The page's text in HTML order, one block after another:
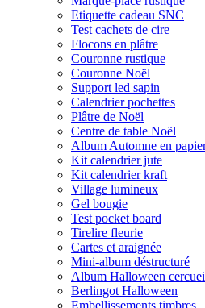
Etiquette cadeau SNC
Test cachets de cire
Flocons en plâtre
Couronne rustique
Couronne Noël
Support led sapin
Calendrier pochettes
Plâtre de Noël
Centre de table Noël
Album Automne en
Kit calendrier jute
Kit calendrier kraft
Village lumineux
Gel bougie
Test pocket board
Tirelire fleurie
Cartes et araignée
Mini-album déstructuré
Album Halloween
Berlingot Halloween
Embellissements timbres